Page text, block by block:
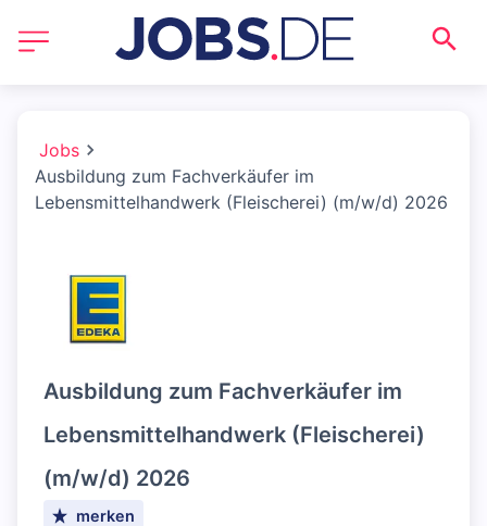
Jobs
Ausbildung zum Fachverkäufer im
Lebensmittelhandwerk (Fleischerei) (m/w/d) 2026
Ausbildung zum Fachverkäufer im
Lebensmittelhandwerk (Fleischerei)
(m/w/d) 2026
merken